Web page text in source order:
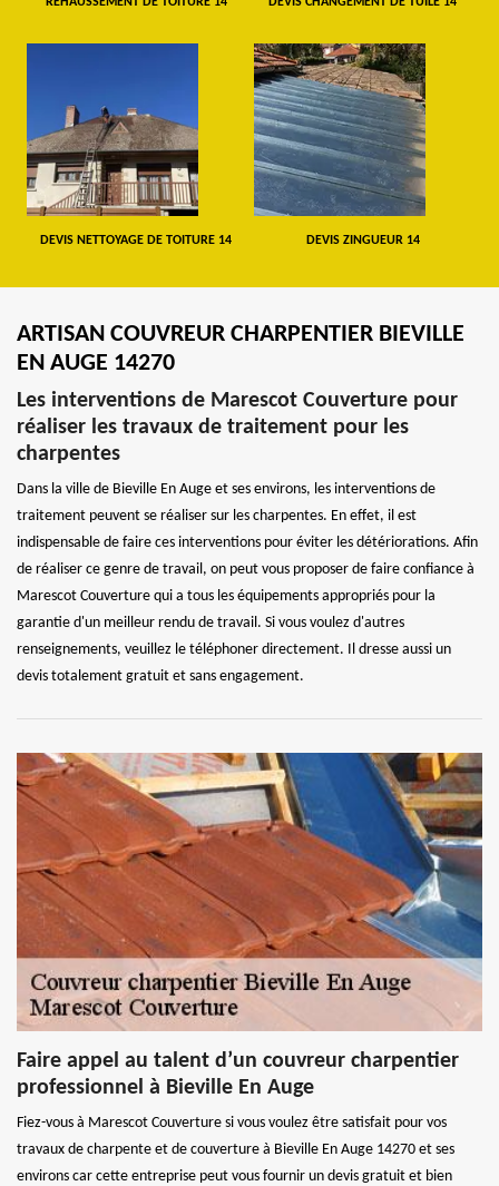
DEVIS NETTOYAGE DE TOITURE 14 DEVIS ZINGUEUR 14
ARTISAN COUVREUR CHARPENTIER BIEVILLE
EN AUGE 14270
Les interventions de Marescot Couverture pour
réaliser les travaux de traitement pour les
charpentes
Dans la ville de Bieville En Auge et ses environs, les interventions de
traitement peuvent se réaliser sur les charpentes. En effet, il est
indispensable de faire ces interventions pour éviter les détériorations. Afin
de réaliser ce genre de travail, on peut vous proposer de faire confiance à
Marescot Couverture qui a tous les équipements appropriés pour la
garantie d'un meilleur rendu de travail. Si vous voulez d'autres
renseignements, veuillez le téléphoner directement. Il dresse aussi un
devis totalement gratuit et sans engagement.
Faire appel au talent d’un couvreur charpentier
professionnel à Bieville En Auge
Fiez-vous à Marescot Couverture si vous voulez être satisfait pour vos
travaux de charpente et de couverture à Bieville En Auge 14270 et ses
environs car cette entreprise peut vous fournir un devis gratuit et bien